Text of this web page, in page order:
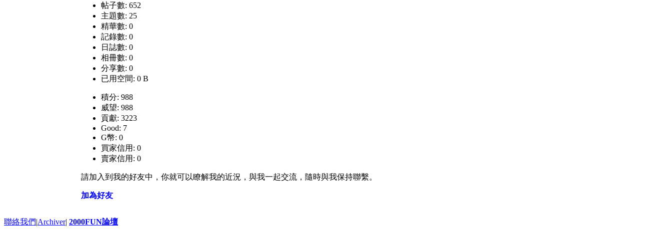
帖子數: 652
主題數: 25
精華數: 0
記錄數: 0
日誌數: 0
相冊數: 0
分享數: 0
已用空間: 0 B
積分: 988
威望: 988
貢獻: 3223
Good: 7
G幣: 0
買家信用: 0
賣家信用: 0
請加入到我的好友中，你就可以瞭解我的近況，與我一起交流，隨時與我保持聯繫。
加為好友
聯絡我們|Archiver| 2000FUN論壇